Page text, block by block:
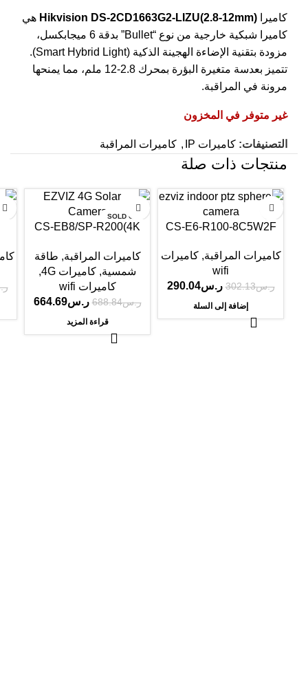
كاميرا Hikvision DS-2CD1663G2-LIZU(2.8-12mm) هي
كاميرا شبكية خارجية من نوع “Bullet” بدقة 6 ميجابكسل،
مزودة بتقنية الإضاءة الهجينة الذكية (Smart Hybrid Light).
تتميز بعدسة متغيرة البؤرة بمحرك 2.8-12 ملم، مما يمنحها
مرونة في المراقبة.
غير متوفر في المخزون
التصنيفات: كاميرات IP , كاميرات المراقبة
منتجات ذات صلة
-4%
CS-E6-R100-8C5W2F
كاميرات المراقبة,كاميرات
wifi
ر.س302.13 ر.س290.04
إضافة إلى السلة
SOLD OUT
CS-EB8/SP-R200(4K
كاميرات المراقبة, طاقة
شمسية, كاميرات 4G
,
كاميرات wifi
ر.س688.84 ر.س664.69
قراءة المزيد